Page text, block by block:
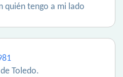
quién tengo a mi lado
Toledo.